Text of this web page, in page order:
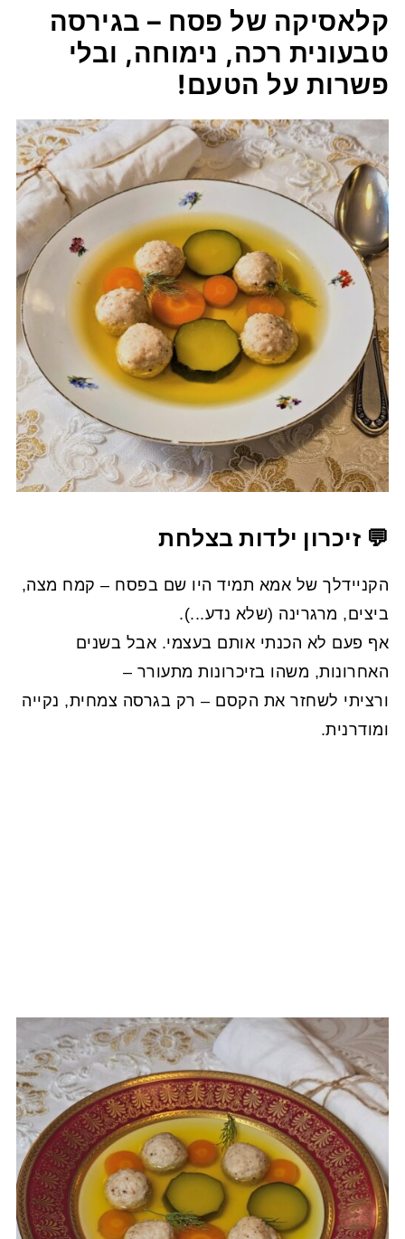
קלאסיקה של פסח – בגירסה
טבעונית רכה, נימוחה, ובלי
פשרות על הטעם!
💬 זיכרון ילדות בצלחת
הקניידלך של אמא תמיד היו שם בפסח – קמח מצה,
ביצים, מרגרינה (שלא נדע...).
אף פעם לא הכנתי אותם בעצמי. אבל בשנים
האחרונות, משהו בזיכרונות מתעורר –
ורציתי לשחזר את הקסם – רק בגרסה צמחית, נקייה
ומודרנית.